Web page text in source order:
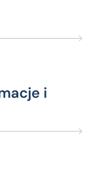
i